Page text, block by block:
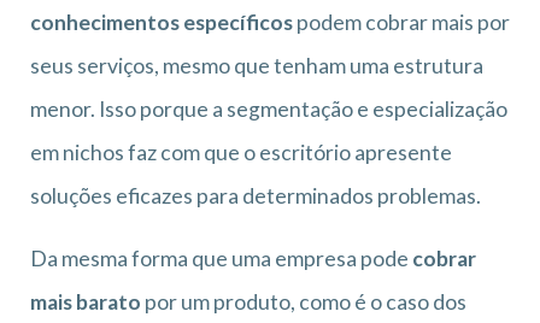
conhecimentos específicospodem cobrar mais por
seus serviços, mesmo que tenham uma estrutura
menor. Isso porque a segmentação e especialização
em nichos faz com que o escritório apresente
soluções eficazes para determinados problemas.
Da mesma forma que uma empresa pode cobrar
mais barato por um produto, como é o caso dos